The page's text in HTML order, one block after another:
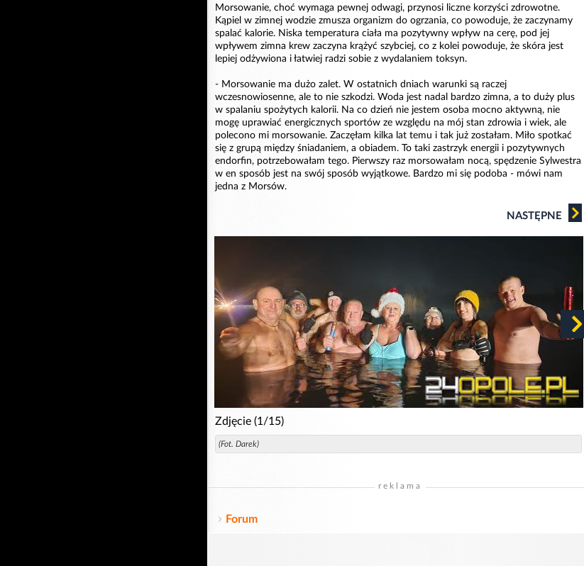
Morsowanie, choć wymaga pewnej odwagi, przynosi liczne korzyści zdrowotne.
Kąpiel w zimnej wodzie zmusza organizm do ogrzania, co powoduje, że zaczynamy
spalać kalorie. Niska temperatura ciała ma pozytywny wpływ na cerę, pod jej
wpływem zimna krew zaczyna krążyć szybciej, co z kolei powoduje, że skóra jest
lepiej odżywiona i łatwiej radzi sobie z wydalaniem toksyn.
- Morsowanie ma dużo zalet. W ostatnich dniach warunki są raczej
wczesnowiosenne, ale to nie szkodzi. Woda jest nadal bardzo zimna, a to duży plus
w spalaniu spożytych kalorii. Na co dzień nie jestem osoba mocno aktywną, nie
mogę uprawiać energicznych sportów ze względu na mój stan zdrowia i wiek, ale
polecono mi morsowanie. Zaczęłam kilka lat temu i tak już zostałam. Miło spotkać
się z grupą między śniadaniem, a obiadem. To taki zastrzyk energii i pozytywnych
endorfin, potrzebowałam tego. Pierwszy raz morsowałam nocą, spędzenie Sylwestra
w en sposób jest na swój sposób wyjątkowe. Bardzo mi się podoba - mówi nam
jedna z Morsów.
NASTĘPNE
Zdjęcie (1/15)
(Fot. Darek)
reklama
Forum